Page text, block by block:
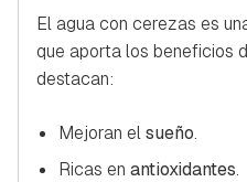
El agua con cerezas es
que aporta los beneficios
destacan:
Mejoran elsueño.
Ricas en antioxidantes.